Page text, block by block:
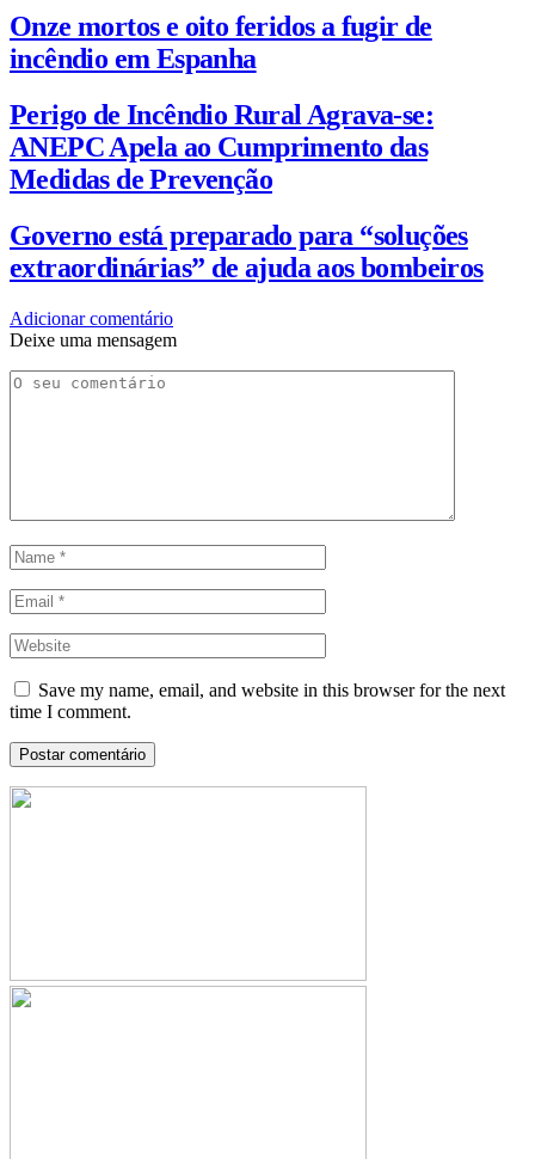
Onze mortos e oito feridos a fugir de
incêndio em Espanha
Perigo de Incêndio Rural Agrava-se:
ANEPC Apela ao Cumprimento das
Medidas de Prevenção
Governo está preparado para “soluções
extraordinárias” de ajuda aos bombeiros
Adicionar comentário
Deixe uma mensagem
Save my name, email, and website in this browser for the next
time I comment.